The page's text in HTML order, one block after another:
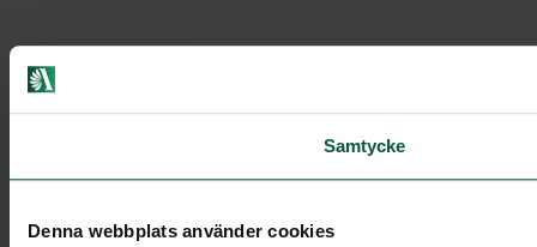
Samtycke
Denna webbplats använder cookies